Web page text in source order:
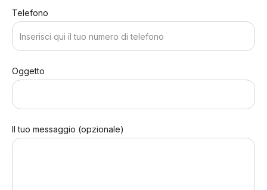
Telefono
Oggetto
Il tuo messaggio (opzionale)